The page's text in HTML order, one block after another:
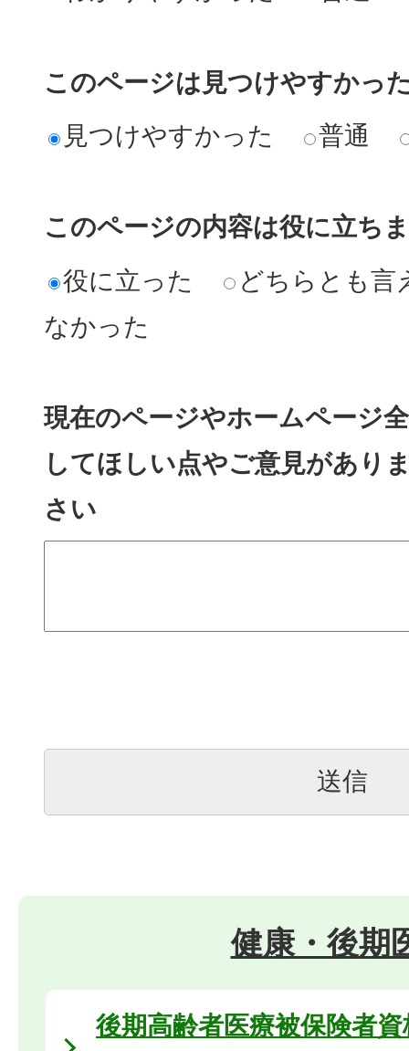
このページは見つけやすかっ
見つけやすかった
普通
このページの内容は役に立ち
役に立った
どちらとも言
なかった
現在のページやホームページ
してほしい点やご意見があり
さい
健康・後期
後期高齢者医療被保険者